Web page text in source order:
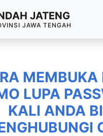
JATENG
JAWA TENGAH
MEMBUKA
LUPA
KALI ANDA